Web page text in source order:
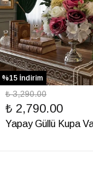
%15 İndirim
₺ 3,290.00
₺ 2,790.00
Yapay Güllü Kupa